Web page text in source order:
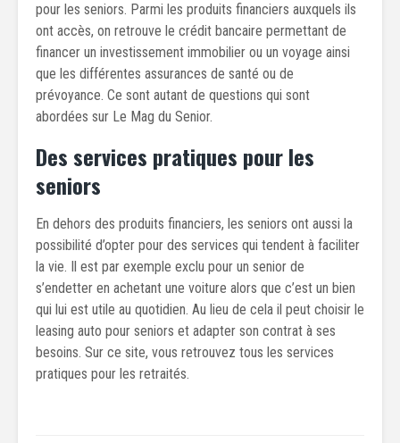
pour les seniors. Parmi les produits financiers auxquels ils
ont accès, on retrouve le crédit bancaire permettant de
financer un investissement immobilier ou un voyage ainsi
que les différentes assurances de santé ou de
prévoyance. Ce sont autant de questions qui sont
abordées sur Le Mag du Senior.
Des services pratiques pour les
seniors
En dehors des produits financiers, les seniors ont aussi la
possibilité d’opter pour des services qui tendent à faciliter
la vie. Il est par exemple exclu pour un senior de
s’endetter en achetant une voiture alors que c’est un bien
qui lui est utile au quotidien. Au lieu de cela il peut choisir le
leasing auto pour seniors et adapter son contrat à ses
besoins. Sur ce site, vous retrouvez tous les services
pratiques pour les retraités.